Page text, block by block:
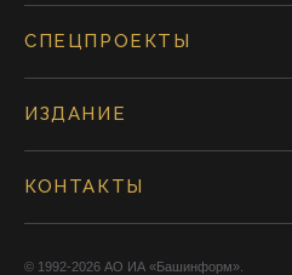
СПЕЦПРОЕКТЫ
ИЗДАНИЕ
КОНТАКТЫ
© 1992-2026 АО ИА «Башинформ».